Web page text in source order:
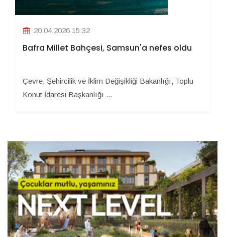
20.04.2026 15:32
Bafra Millet Bahçesi, Samsun'a nefes oldu
Çevre, Şehircilik ve İklim Değişikliği Bakanlığı, Toplu
Konut İdaresi Başkanlığı ...